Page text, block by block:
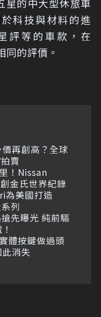
星的中大型休旅車
科技與材料的進
評等的車款，在
同的評價。
再創高？全球
賣
！Nissan
金氏世界紀錄
為美國打造
列
先曝光 純前驅
體按鍵做過頭
消失